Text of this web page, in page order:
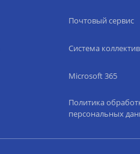
Почтовый сервис
Система
Microsoft 365
Политика
персональных